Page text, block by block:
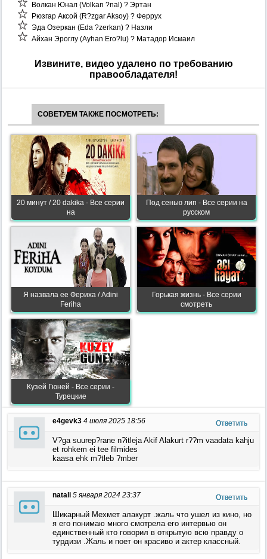
Волкан Юнал (Volkan ?nal) ? Эртан
Рюзгар Аксой (R?zgar Aksoy) ? Феррух
Эда Озеркан (Eda ?zerkan) ? Назли
Айхан Эроглу (Ayhan Ero?lu) ? Матадор Исмаил
Извините, видео удалено по требованию
правообладателя!
СОВЕТУЕМ ТАКЖЕ ПОСМОТРЕТЬ:
20 минут / 20 dakika - Все серии
на
Под сенью лип - Все серии на
русском
Я назвала ее Фериха / Adini
Feriha
Горькая жизнь - Все серии
смотреть
Кузей Гюней - Все серии -
Турецкие
e4gevk3 4 июля 2025 18:56 Ответить
V?ga suurep?rane n?itleja Akif Alakurt r??m vaadata kahju
et rohkem ei tee filmides
kaasa ehk m?tleb ?mber
natali 5 января 2024 23:37 Ответить
Шикарный Мехмет алакурт .жаль что ушел из кино, но
я его понимаю много смотрела его интервью он
единственный кто говорил в открытую всю правду о
турдизи .Жаль и поет он красиво и актер классный.